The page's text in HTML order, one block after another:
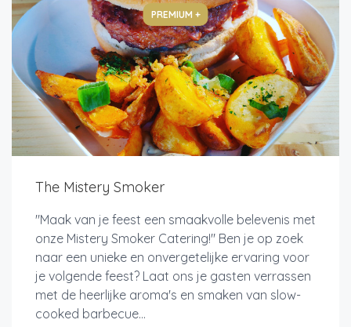
PREMIUM +
The Mistery Smoker
"Maak van je feest een smaakvolle belevenis met
onze Mistery Smoker Catering!" Ben je op zoek
naar een unieke en onvergetelijke ervaring voor
je volgende feest? Laat ons je gasten verrassen
met de heerlijke aroma's en smaken van slow-
cooked barbecue...